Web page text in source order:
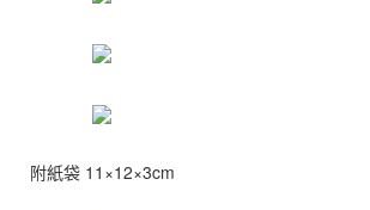
附紙袋 11×12×3cm